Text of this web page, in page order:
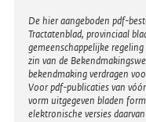
Disclaimer
De hier aangeboden pdf-
Tractatenblad, provinciaal
gemeenschappelijke
zin van de
bekendmaking verdragen
Voor pdf-publicaties van
vorm uitgegeven bladen
elektronische versies